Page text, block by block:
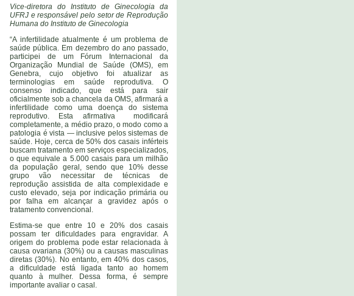
Vice-diretora do Instituto de Ginecologia da
UFRJ e responsável pelo setor de Reprodução
Humana do Instituto de Ginecologia
“A infertilidade atualmente é um problema de
saúde pública. Em dezembro do ano passado,
participei de um Fórum Internacional da
Organização Mundial de Saúde (OMS), em
Genebra, cujo objetivo foi atualizar as
terminologias em saúde reprodutiva. O
consenso indicado, que está para sair
oficialmente sob a chancela da OMS, afirmará a
infertilidade como uma doença do sistema
reprodutivo. Esta afirmativa modificará
completamente, a médio prazo, o modo como a
patologia é vista — inclusive pelos sistemas de
saúde. Hoje, cerca de 50% dos casais inférteis
buscam tratamento em serviços especializados,
o que equivale a 5.000 casais para um milhão
da população geral, sendo que 10% desse
grupo vão necessitar de técnicas de
reprodução assistida de alta complexidade e
custo elevado, seja por indicação primária ou
por falha em alcançar a gravidez após o
tratamento convencional.
Estima-se que entre 10 e 20% dos casais
possam ter dificuldades para engravidar. A
origem do problema pode estar relacionada à
causa ovariana (30%) ou a causas masculinas
diretas (30%). No entanto, em 40% dos casos,
a dificuldade está ligada tanto ao homem
quanto à mulher. Dessa forma, é sempre
importante avaliar o casal.